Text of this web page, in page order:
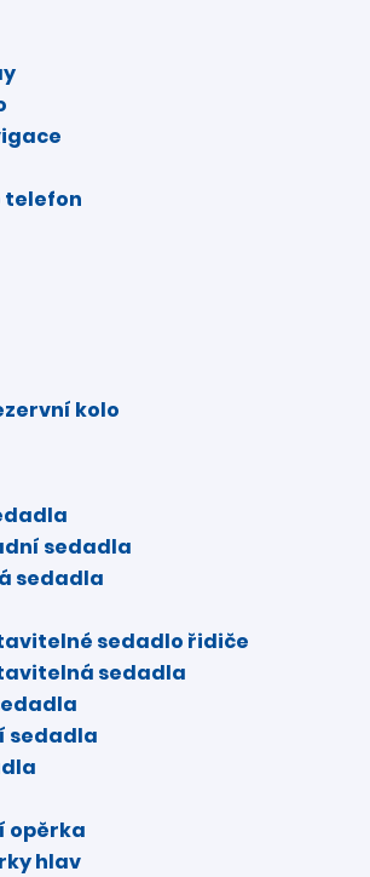
telefon
kolo
sedadla
sedadla
sedadlo řidiče
sedadla
sedadla
opěrka
hlav